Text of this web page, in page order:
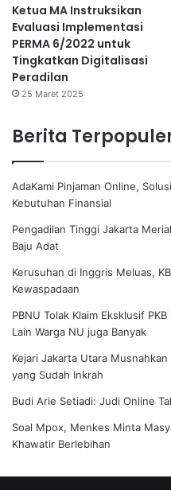
Ketua MA Instruksikan
Evaluasi Implementasi
PERMA 6/2022 untuk
Tingkatkan Digitalisasi
Peradilan
25 Maret 2025
Berita
AdaKami Pinjaman Online,
Kebutuhan Finansial
Pengadilan Tinggi Jakarta
Baju Adat
Kerusuhan di Inggris Meluas,
Kewaspadaan
PBNU Tolak Klaim Eksklusif
Lain Warga NU juga Banyak
Kejari Jakarta Utara
yang Sudah Inkrah
Budi Arie Setiadi: Judi Online
Soal Mpox, Menkes Minta
Khawatir Berlebihan